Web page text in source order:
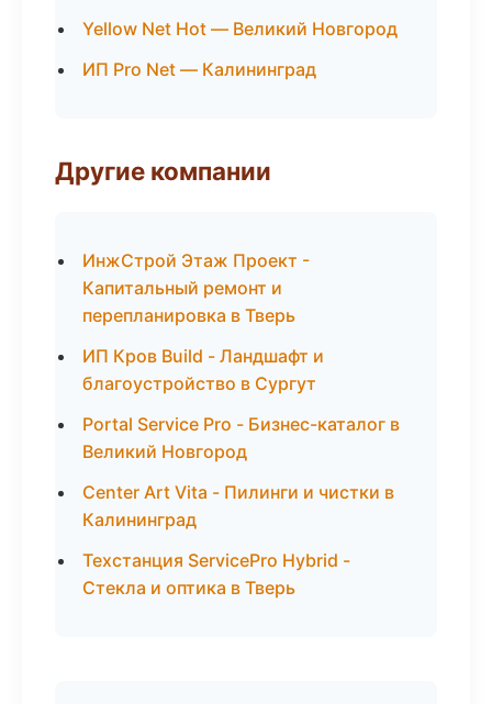
Yellow Net Hot — Великий Новгород
ИП Pro Net — Калининград
Другие компании
ИнжСтрой Этаж Проект -
Капитальный ремонт и
перепланировка в Тверь
ИП Кров Build - Ландшафт и
благоустройство в Сургут
Portal Service Pro - Бизнес-каталог в
Великий Новгород
Center Art Vita - Пилинги и чистки в
Калининград
Техстанция ServicePro Hybrid -
Стекла и оптика в Тверь